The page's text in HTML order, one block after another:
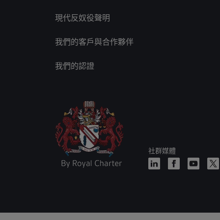
現代反奴役聲明
我們的客戶與合作夥伴
我們的認證
社群媒體